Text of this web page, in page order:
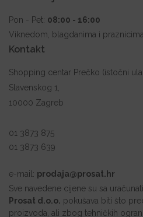
Pon - Pet: 08:00 - 16:00
Viknedom, blagdanima i
Kontakt
Shopping centar Prečko (istočni
Slavenskog 1,
10000 Zagreb
01 3873 875
01 3873 639
e-mail: prodaja@prosat.hr
Sve navedene cijene su sa
Prosat d.o.o. pokušava biti što
proizvoda, ali zbog tehničkih